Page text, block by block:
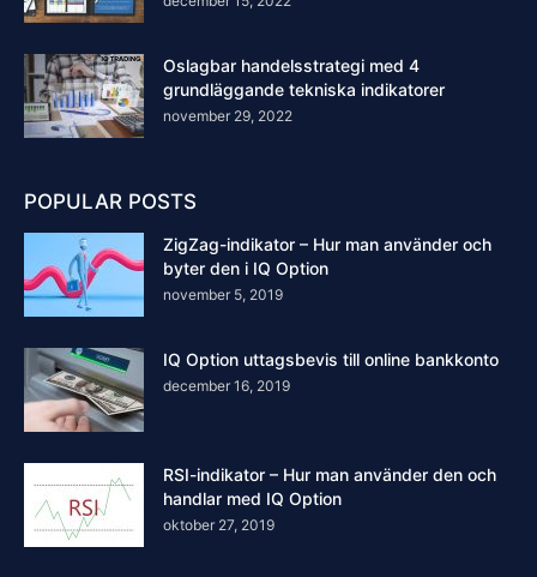
Oslagbar handelsstrategi med 4
grundläggande tekniska indikatorer
november 29, 2022
POPULAR POSTS
ZigZag-indikator – Hur man använder och
byter den i IQ Option
november 5, 2019
IQ Option uttagsbevis till online bankkonto
december 16, 2019
RSI-indikator – Hur man använder den och
handlar med IQ Option
oktober 27, 2019